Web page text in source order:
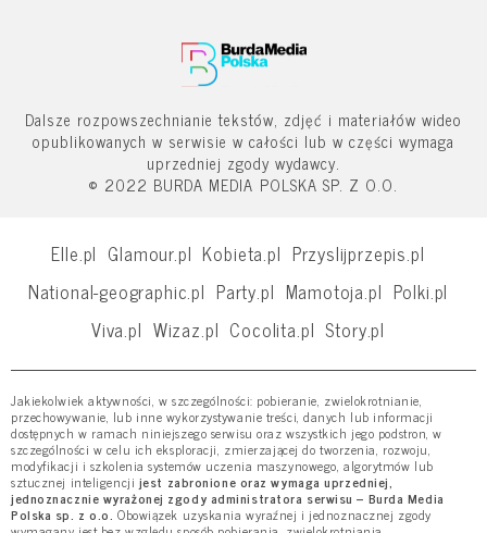
Dalsze rozpowszechnianie tekstów, zdjęć i materiałów wideo
opublikowanych w serwisie w całości lub w części wymaga
uprzedniej zgody wydawcy.
© 2022 BURDA MEDIA POLSKA SP. Z O.O.
Elle.pl Glamour.pl Kobieta.pl Przyslijprzepis.pl
National-geographic.pl Party.pl Mamotoja.pl Polki.pl
Viva.pl Wizaz.pl Cocolita.pl Story.pl
Jakiekolwiek aktywności, w szczególności: pobieranie, zwielokrotnianie,
przechowywanie, lub inne wykorzystywanie treści, danych lub informacji
dostępnych w ramach niniejszego serwisu oraz wszystkich jego podstron, w
szczególności w celu ich eksploracji, zmierzającej do tworzenia, rozwoju,
modyfikacji i szkolenia systemów uczenia maszynowego, algorytmów lub
sztucznej inteligencji jest zabronione oraz wymaga uprzedniej,
jednoznacznie wyrażonej zgody administratora serwisu – Burda Media
Polska sp. z o.o. Obowiązek uzyskania wyraźnej i jednoznacznej zgody